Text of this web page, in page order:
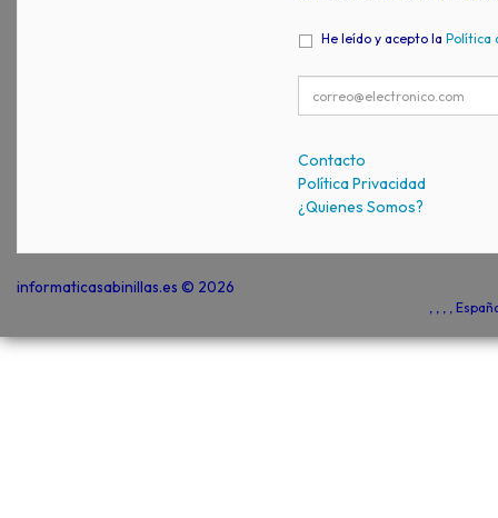
He leído y acepto la Política
Contacto
Política Privacidad
¿Quienes Somos?
informaticasabinillas.es © 2026
, , , ,